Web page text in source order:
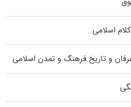
اسلامی
و تاریخ فرهنگ و تمدن اسلامی